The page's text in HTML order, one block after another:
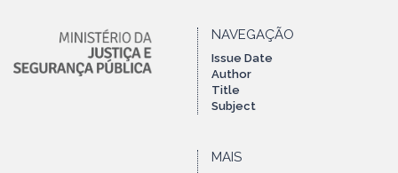
NAVEGAÇÃO
Issue Date
Author
Title
Subject
MAIS